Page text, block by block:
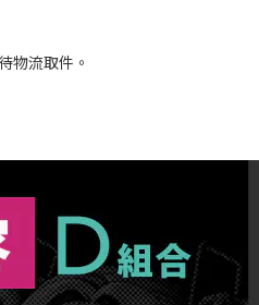
物流取件。